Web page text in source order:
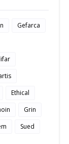
Gefarca
Ethical
Grin
Sued